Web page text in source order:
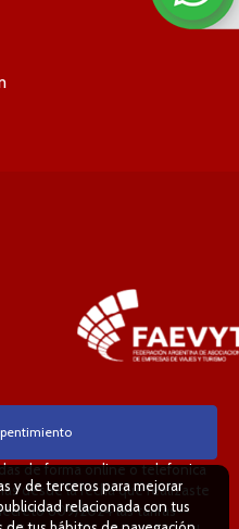
de forma online o telefonica
desde la fecha que realizaste
809/2024 las tarifas
y de terceros para mejorar
relacionada con tus